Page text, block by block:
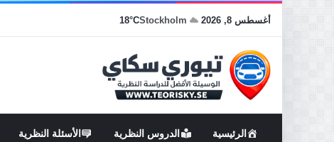
أغسطس 8, 2026 Stockholm
18°C
الرئيسية الدروس النظرية الأسئلة النظرية